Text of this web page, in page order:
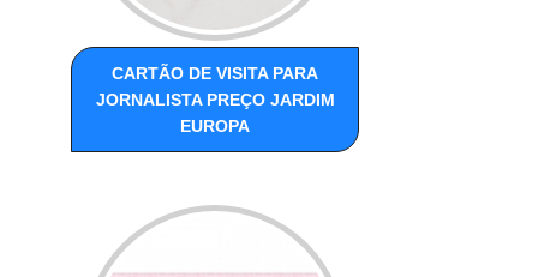
CARTÃO DE VISITA PARA
JORNALISTA PREÇO JARDIM
EUROPA